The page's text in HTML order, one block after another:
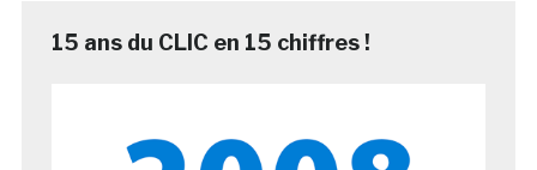
15 ans du CLIC en 15 chiffres !